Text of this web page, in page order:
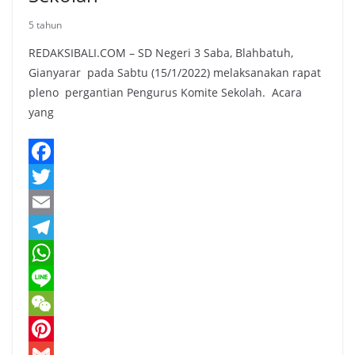
5 tahun
REDAKSIBALI.COM – SD Negeri 3 Saba, Blahbatuh,
Gianyarar pada Sabtu (15/1/2022) melaksanakan rapat
pleno pergantian Pengurus Komite Sekolah. Acara
yang
F
a
c
e
b
o
o
T
w
t
t
e
E
m
a
T
e
e
W
h
a
L
W